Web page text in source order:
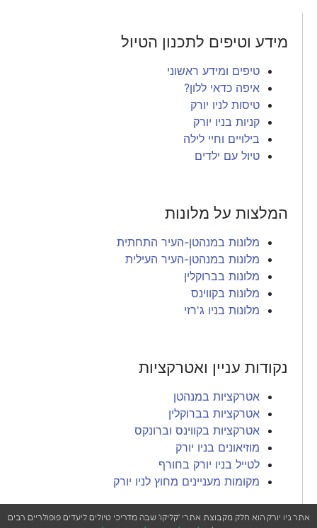
מידע וטיפים לתכנון הטיול
טיפים ומידע ראשוני
איפה כדאי ללון?
טיסות לניו יורק
קניות בניו יורק
בילויים וחיי לילה
טיול עם ילדים
המלצות על מלונות
מלונות במנהטן-העיר התחתית
מלונות במנהטן-העיר העילית
מלונות בברוקלין
מלונות בקווינס
מלונות בניו ג'רזי
נקודות עניין ואטרקציות
אטרקציות במנהטן
אטרקציות בברוקלין
אטרקציות בקווינס וברונקס
מוזיאונים בניו יורק
לטייל בניו יורק בחורף
מקומות מעניינים מחוץ לניו יורק
אתר ניו יורק הוא חלק מקבוצת אתרי 'קליקו' שבה מדריכי טיולים ליעדים פופולריים רבים